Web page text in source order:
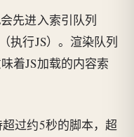
先进入索引队列
执行JS）。渲染队列
着JS加载的内容索
过约5秒的脚本，超